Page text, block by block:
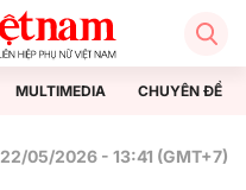
MULTIMEDIA CHUYÊN ĐỀ
22/05/2026 - 13:41 (GMT+7)